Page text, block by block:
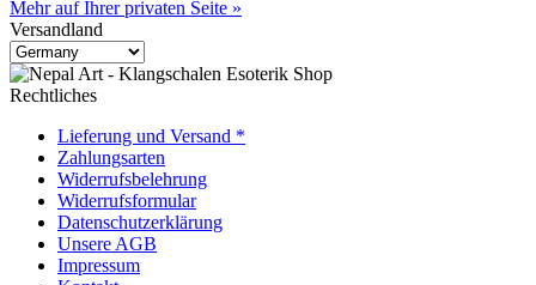
Mehr auf Ihrer privaten Seite »
Versandland
Rechtliches
Lieferung und Versand *
Zahlungsarten
Widerrufsbelehrung
Widerrufsformular
Datenschutzerklärung
Unsere AGB
Impressum